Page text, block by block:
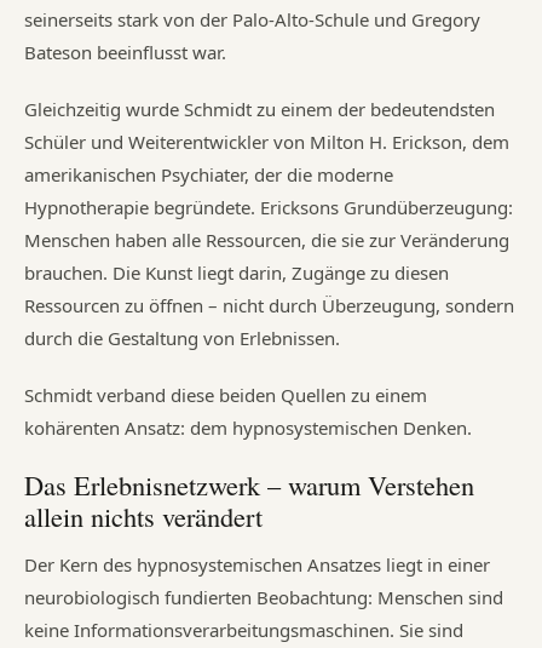
seinerseits stark von der Palo-Alto-Schule und Gregory
Bateson beeinflusst war.
Gleichzeitig wurde Schmidt zu einem der bedeutendsten
Schüler und Weiterentwickler von Milton H. Erickson, dem
amerikanischen Psychiater, der die moderne
Hypnotherapie begründete. Ericksons Grundüberzeugung:
Menschen haben alle Ressourcen, die sie zur Veränderung
brauchen. Die Kunst liegt darin, Zugänge zu diesen
Ressourcen zu öffnen – nicht durch Überzeugung, sondern
durch die Gestaltung von Erlebnissen.
Schmidt verband diese beiden Quellen zu einem
kohärenten Ansatz: dem hypnosystemischen Denken.
Das Erlebnisnetzwerk – warum Verstehen
allein nichts verändert
Der Kern des hypnosystemischen Ansatzes liegt in einer
neurobiologisch fundierten Beobachtung: Menschen sind
keine Informationsverarbeitungsmaschinen. Sie sind